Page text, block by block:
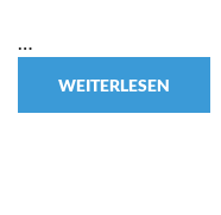
…
WEITERLESEN